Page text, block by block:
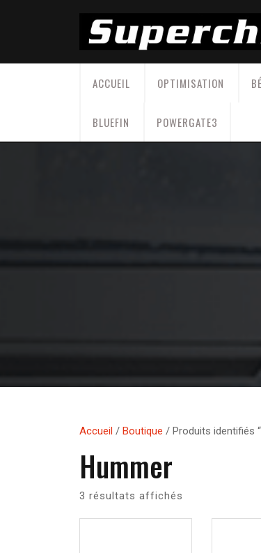
ACCUEIL OPTIMISATION
BLUEFIN POWERGATE3
Accueil / Boutique / Produits identifiés
Hummer
3 résultats affichés